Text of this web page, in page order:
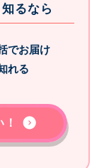
るなら
でお届け
れる